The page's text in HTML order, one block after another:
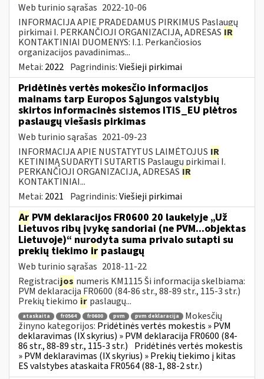
Web turinio sąrašas 2022-10-06
INFORMACIJA APIE PRADEDAMUS PIRKIMUS Paslaugų
pirkimai I. PERKANČIOJI ORGANIZACIJA, ADRESAS IR
KONTAKTINIAI DUOMENYS: I.1. Perkančiosios
organizacijos pavadinimas...
Metai: 2022 Pagrindinis:Viešieji pirkimai
Pridėtinės vertės mokesčio informacijos
mainams tarp Europos Sąjungos valstybių
skirtos informacinės sistemos ITIS_EU plėtros
paslaugų viešasis pirkimas
Web turinio sąrašas 2021-09-23
INFORMACIJA APIE NUSTATYTUS LAIMĖTOJUS IR
KETINIMĄ SUDARYTI SUTARTIS Paslaugų pirkimai I.
PERKANČIOJI ORGANIZACIJA, ADRESAS IR
KONTAKTINIAI...
Metai: 2021 Pagrindinis:Viešieji pirkimai
Ar PVM deklaracijos FR0600 20 laukelyje „Už
Lietuvos ribų įvykę sandoriai (ne PVM...objektas
Lietuvoje)“ nurodyta suma privalo sutapti su
prekių tiekimo ir paslaugų
Web turinio sąrašas 2018-11-22
Registracijos numeris KM1115 Ši informacija skelbiama:
PVM deklaracija FR0600 (84-86 str., 88-89 str., 115-3 str.)
Prekių tiekimo ir paslaugų...
ataskaita fr0564 fr0600 pvm pvm deklaracija
Mokesčių
žinyno kategorijos: Pridėtinės vertės mokestis » PVM
deklaravimas (IX skyrius) » PVM deklaracija FR0600 (84-
86 str., 88-89 str., 115-3 str.) Pridėtinės vertės mokestis
» PVM deklaravimas (IX skyrius) » Prekių tiekimo į kitas
ES valstybes ataskaita FR0564 (88-1, 88-2 str.)